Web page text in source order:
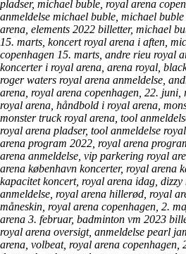
pladser, michael buble, royal arena
anmeldelse michael buble, michael
arena, elements 2022 billetter, michael
15. marts, koncert royal arena i aften,
copenhagen 15. marts, andre rieu royal
koncerter i royal arena, arena royal,
roger waters royal arena anmeldelse,
arena, royal arena copenhagen, 22. juni,
royal arena, håndbold i royal arena,
monster truck royal arena, tool
royal arena pladser, tool anmeldelse
arena program 2022, royal arena
arena anmeldelse, vip parkering royal
arena københavn koncerter, royal arena
kapacitet koncert, royal arena idag, dizzy
anmeldelse, royal arena hillerød, royal
måneskin, royal arena copenhagen, 2.
arena 3. februar, badminton vm 2023
royal arena oversigt, anmeldelse pearl
arena, volbeat, royal arena copenhagen,